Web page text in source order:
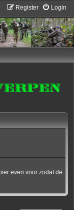
Login
Register
even voor zodat de